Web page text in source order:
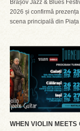
Brașov Jazz & Blues
2026 și confirmă
scena principală din
WHEN VIOLIN